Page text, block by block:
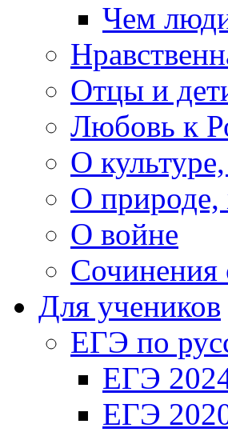
Чем
Отцы и
Любовь к
О
О
О войне
Для учеников
ЕГЭ по
ЕГЭ
ЕГЭ